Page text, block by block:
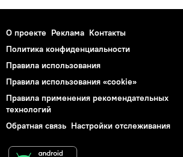
О проекте Реклама Контакты
Политика конфиденциальности
Правила использования
Правила использования «cookie»
Правила применения рекомендательных
технологий
Обратная связь Настройки отслеживания